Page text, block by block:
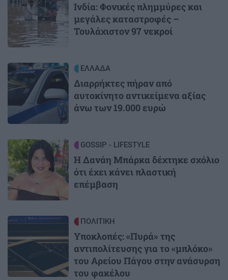
Ινδία: Φονικές πλημμύρες και
μεγάλες καταστροφές –
Τουλάχιστον 97 νεκροί
Image ΕΛΛΑΔΑ
Διαρρήκτες πήραν από
αυτοκίνητο αντικείμενα αξίας
άνω των 19.000 ευρώ
Image GOSSIP - LIFESTYLE
Η Δανάη Μπάρκα δέχτηκε σχόλιο
ότι έχει κάνει πλαστική
επέμβαση
Image ΠΟΛΙΤΙΚΗ
Υποκλοπές: «Πυρά» της
αντιπολίτευσης για το «μπλόκο»
του Αρείου Πάγου στην ανάσυρση
του φακέλου